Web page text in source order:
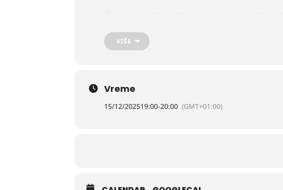
Ovaj kulturni događaj ima za cilj da očuva i
VIŠE
Vreme
15/12/202519:00-20:00 (GMT+01:00)